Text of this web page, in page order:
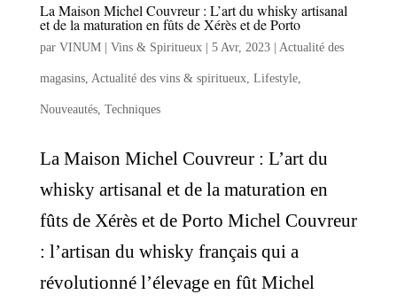
La Maison Michel Couvreur : L’art du whisky artisanal
et de la maturation en fûts de Xérès et de Porto
par VINUM | Vins & Spiritueux| 5 Avr, 2023| Actualité des
magasins, Actualité des vins & spiritueux, Lifestyle,
Nouveautés, Techniques
La Maison Michel Couvreur : L’art du
whisky artisanal et de la maturation en
fûts de Xérès et de Porto Michel Couvreur
: l’artisan du whisky français qui a
révolutionné l’élevage en fût Michel